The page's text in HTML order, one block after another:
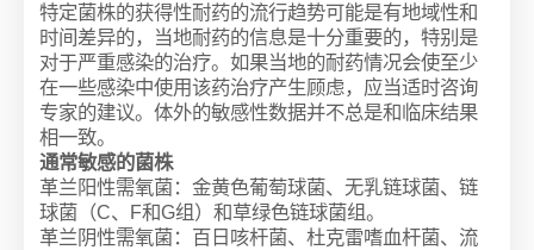
特定菌株的获得性耐药的流行趋势可能是有地域性和
时间差异的，当地耐药的信息是十分重要的，特别是
对于严重感染的治疗。如果当地的耐药情况会使至少
在一些感染中使用该药治疗产生顾虑，应当适时咨询
专家的建议。体外的敏感性数据并不总是和临床结果
相一致。
通常敏感的菌株
革兰阳性需氧菌：金黄色葡萄球菌、无乳链球菌、链
球菌（C、F和G组）和草绿色链球菌组。
革兰阴性需氧菌：百日咳杆菌、杜克雷嗜血杆菌、流